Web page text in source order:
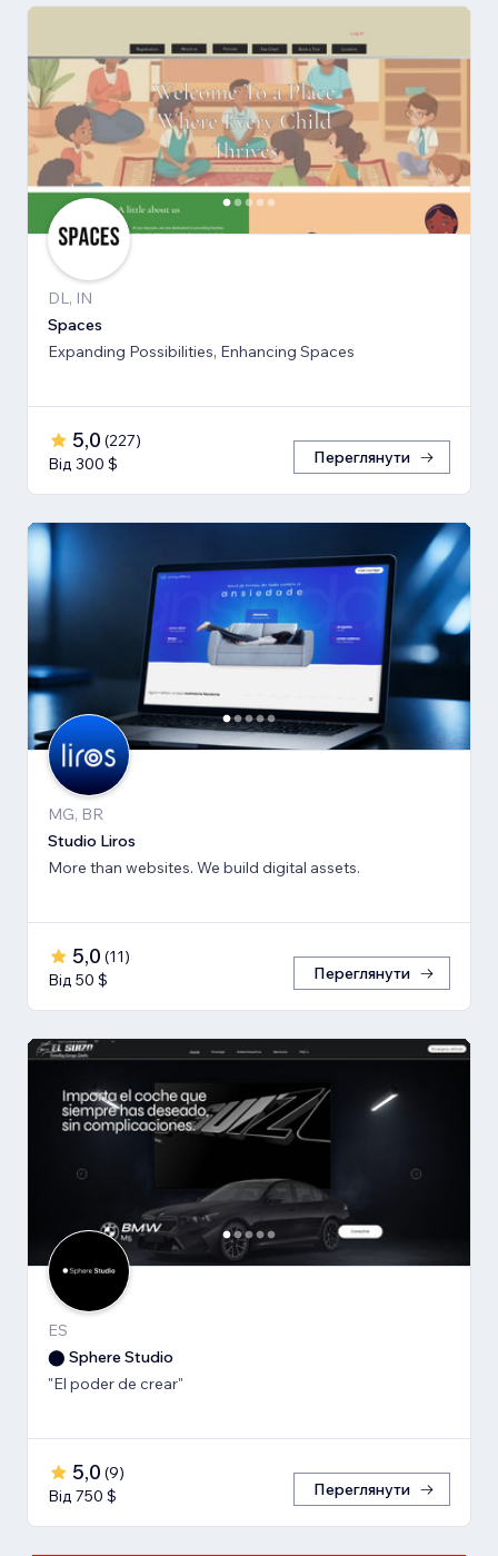
DL, IN
Spaces
Expanding Possibilities, Enhancing Spaces
5,0 (227)
Від 300 $
Переглянути
MG, BR
Studio Liros
More than websites. We build digital assets.
5,0 (11)
Від 50 $
Переглянути
ES
⬤ Sphere Studio
"El poder de crear"
5,0 (9)
Від 750 $
Переглянути